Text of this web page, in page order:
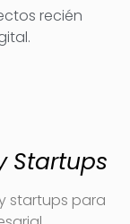
recién
Startups
startups para